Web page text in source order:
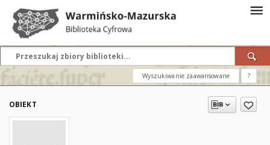
Wyszukiwanie zaawansowane ?
OBIEKT